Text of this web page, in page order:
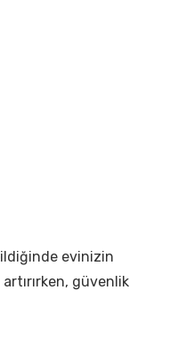
evinizin
güvenlik